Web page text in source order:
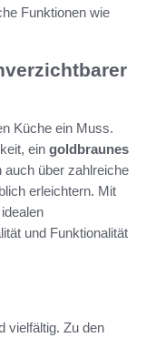
Funktionen wie
Küche ein Muss.
ein goldbraunes
auch über zahlreiche
erleichtern. Mit
und Funktionalität
vielfältig. Zu den